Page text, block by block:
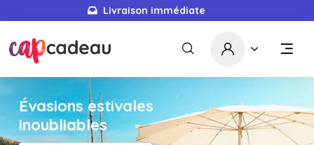
Livraison immédiate
5680idées cadeaux
Évasions estivales
inoubliables